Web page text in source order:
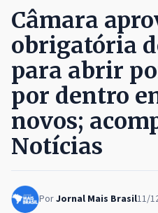
Câmara
obrigatória
para abrir
por dentro
novos;
Notícias
PorJornal Mais Brasil11/